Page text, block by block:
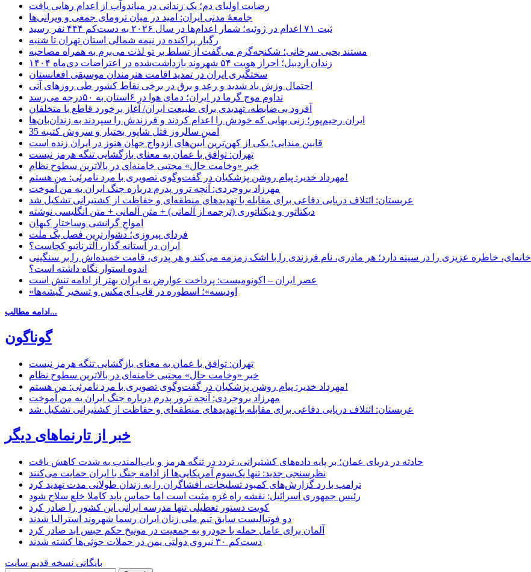
رضایت اولیای دم؛ یک زندانی در میاندوآب از اعدام رهایی یافت
جامعهٔ مدنی ایران: امید در میان ترومای جمعی و ویرانی‌ها
ثبت ۷۱ اعدام در ژوئیه؛ شمار اعدام‌ها در سال ۲۰۲۶ به دست‌کم ۴۴۴ نفر رسید
رگبار پراکنده در نیمه شمالی استان تهران تا شنبه
مستند یحیی سرخانی؛ شکنجه‌گرم می‌گفت از تسلط بر تو لذت می‌برم به همراه مصاحبه
زندان اردبیل؛ احراز هویت ۵۴ شهروند بازداشت‌شده در اعتراضات دی‌ماه ۱۴۰۴
سختگیری ایران در تمدید اقامت هنرمندان موسیقی افغانستان
احتمال وزش باد شدید و رعد و برق در برخی نقاط کشور طی روزهای آتی
تداوم موج گرما در ایران؛ دمای هوا در ۶استان به ۵۰درجه می‌رسد
آفرود بی‌ضابطه، تهدیدی برای طبیعت ایران/ آغاز برخورد قاطع با متخلفان
ایران رحیم‌پور؛ زنی بهایی که خودش را اعدام کردند و فرزندش را سپردند به زندان‌بان‌ها
35 امین سالروز قتل شاپور بختیار و سروش کتیبه
قابین مندایی؛ یکی از کهن‌ترین آیین‌های ازدواج جهان هنوز در ایران زنده است
تهران: توافق با عمان به معنای بازگشایی تنگه هرمز نیست
خبر «وخامت حال» مجتبی خامنه‌ای در بالاترین سطوح نظام
مهرداد خدیر: پیام روشن پزشکیان در گفت‌و‌گوی تصویری با مرد نامرئی: من هستم!
مهرزاد بروجردی: آنچه ترور پدرم درباره جنگ ایران به من آموخت
عربستان: ائتلاف دریایی دفاعی برای مقابله با تهدیدهای منطقه‌ای و حفاظت از کشتیرانی تشکیل شد
دیکتاتور و دیکتاتوری (ترجمه از آلمانی) + متن آلمانی + متن انگلیسی نوشته
‌امواجِ گرانشی وساختارِ کیهان
فردای پیروزی؛ دشوارترین فصل یک ملت
ایران در آستانه گذار، آلترناتیو کجاست؟
خاطره عزیزی را در سینه دارد؛ هر مادری، نام فرزندی را با اشک زمزمه می‌کند و هر پدری، قامت خمیده‌اش را بر سنگینی
اندوه استوار نگاه داشته است؟
عصر ایران – اکونومیست: پرداخت عوارض به ایران بهتر از ادامه تنش است
«اودیسه»؛ اسطوره در قاب آی‌مکس و تسخیر گیشه‌ها
ادامه مطالب...
گوناگون
تهران: توافق با عمان به معنای بازگشایی تنگه هرمز نیست
خبر «وخامت حال» مجتبی خامنه‌ای در بالاترین سطوح نظام
مهرداد خدیر: پیام روشن پزشکیان در گفت‌و‌گوی تصویری با مرد نامرئی: من هستم!
مهرزاد بروجردی: آنچه ترور پدرم درباره جنگ ایران به من آموخت
عربستان: ائتلاف دریایی دفاعی برای مقابله با تهدیدهای منطقه‌ای و حفاظت از کشتیرانی تشکیل شد
خبر از تارنماهای دیگر
حادثه در دریای عمان؛ بر پایه داده‌های کشتیرانی، تردد در تنگه هرمز و باب‌المندب به شدت کاهش یافت
نظرسنجی جدید: تنها یک‌سوم آمریکایی‌ها از ادامه جنگ با ایران حمایت می‌کنند
ترامپ با رد گزارش‌های کمبود تسلیحات، افشاگران را به زندان طولانی مدت تهدید کرد
رئیس‌ جمهوری اسرائیل: نقشه راه غزه مثبت است اما حماس باید کاملا خلع سلاح شود
کویت دستور تعطیلی تنها مدرسه ایرانی این کشور را صادر کرد
دو فوتبالیست سابق تیم ملی زنان ایران رسما شهروند استرالیا شدند
آلمان برای عامل حمله با خودرو به جمعیت در مونیخ حکم حبس ابد صادر کرد
دست‌کم ۳۰ نیروی دولتی یمن در حملات حوثی‌ها کشته شدند
بایگانی نسخه قدیم سایت